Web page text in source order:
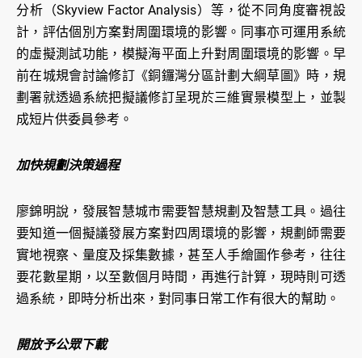
分析（Skyview Factor Analysis）等，從不同角度審視設
計，評估個別方案對周圍環境的影響。同事亦可運用系統
的虛擬測試功能，模擬海平面上升對周圍環境的影響。早
前在城規會討論修訂《銅鑼灣分區計劃大綱草圖》時，規
劃署就透過系統把擬議修訂呈現於三維實景模型上，並製
成短片供委員參考。
加快規劃決策過程
廖錦明說，發展智慧城市需要智慧規劃及智慧工具。過往
要知道一個擬議發展方案對四周環境的影響，規劃師需要
實地視察、量度及採集數據，甚至人手繪圖作參考，往往
要花數星期，以至數個月時間，再進行計算，現時則可透
過系統，即時分析出來，對同事日常工作有很大的幫助。
開放予公眾下載